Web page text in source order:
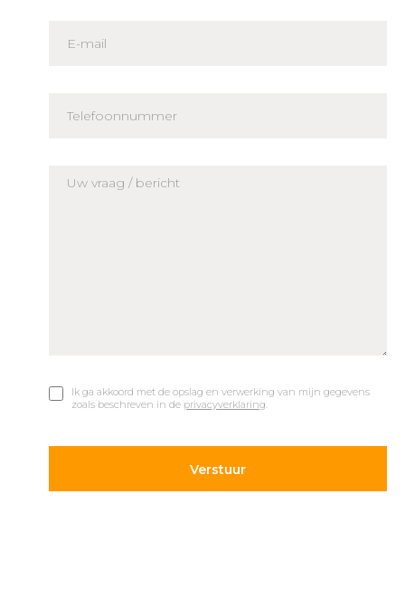
Ik ga akkoord met de opslag en verwerking van mijn gegevens
zoals beschreven in de privacyverklaring